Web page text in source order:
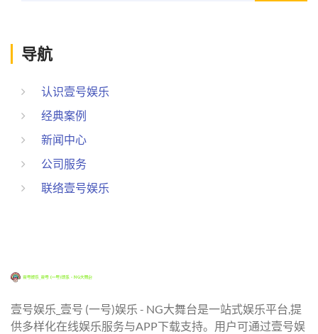
导航
认识壹号娱乐
经典案例
新闻中心
公司服务
联络壹号娱乐
壹号娱乐_壹号 (一号)娱乐 - NG大舞台是一站式娱乐平台,提
供多样化在线娱乐服务与APP下载支持。用户可通过壹号娱